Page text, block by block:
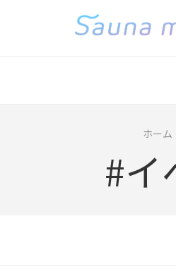
ホーム
#イ